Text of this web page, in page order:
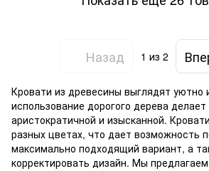
Назад 1 из 2
Кровати из древесины выглядят уютно
использование дорогого дерева
аристократичной и изысканной.
разных цветах, что дает возможность
максимально подходящий вариант, а
корректировать дизайн. Мы